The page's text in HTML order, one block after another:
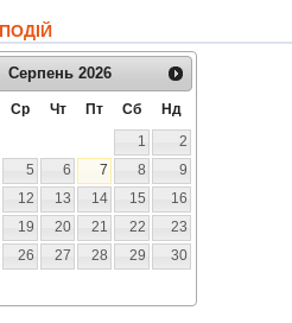
Серпень 2026
Ср Чт Пт Сб
Нд
1
2
5 6 7 8
9
12 13 14 15
16
19 20 21 22
23
26 27 28 29
30